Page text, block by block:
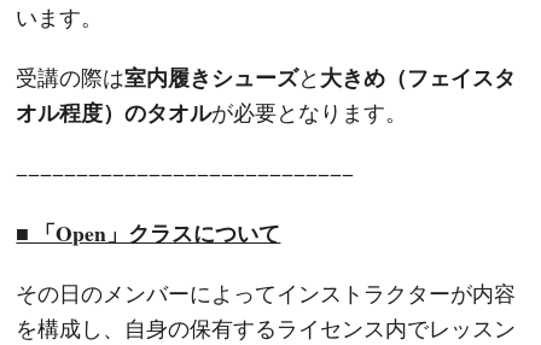
います。
受講の際は室内履きシューズと 大きめ（フェイスタ
オル程度）のタオルが必要となります。
−−−−−−−−−−−−−−−−−−−−−−−−−−−−
■ 「Open」クラスについて
その日のメンバーによってインストラクターが内容
を構成し、自身の保有するライセンス内でレッスン